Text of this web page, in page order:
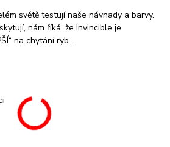
světě testují naše návnady a barvy.
nám říká, že Invincible je
na chytání ryb…